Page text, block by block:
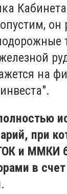
он
на
при
и ММКИ
в
.